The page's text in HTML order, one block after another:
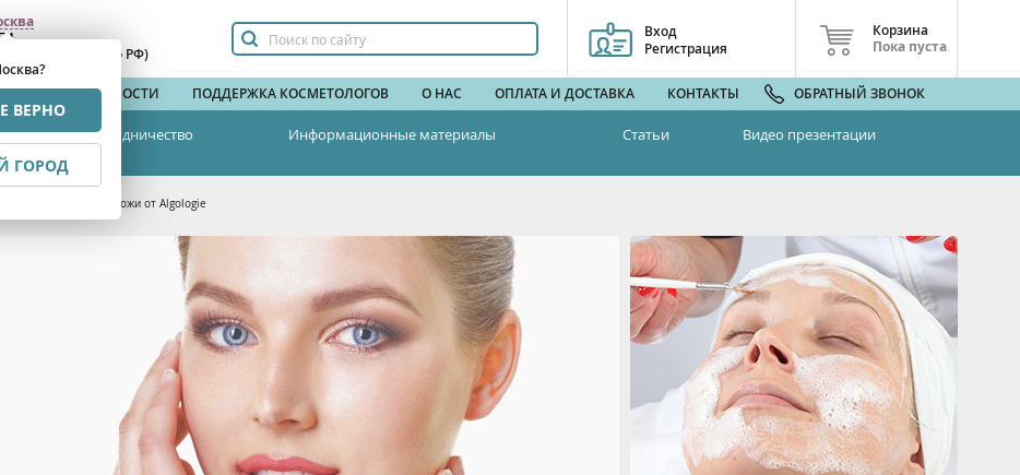
ВЕРНО
ГОРОД
(бесплатный по РФ)
Вход
Регистрация
Корзина
Пока пуста
БРЕНДЫ НОВОСТИ ПОДДЕРЖКА КОСМЕТОЛОГОВ О НАС ОПЛАТА И ДОСТАВКА КОНТАКТЫ ОБРАТНЫЙ ЗВОНОК
Сотрудничество Информационные материалы Статьи Видео презентации
и молодости кожи от Algologie